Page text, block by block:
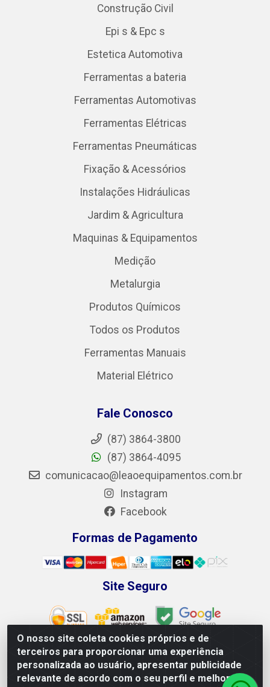
O nosso site coleta cookies próprios e de
terceiros para proporcionar uma experiência
personalizada ao usuário, apresentar publicidade
relevante de acordo com o seu perfil e melhorar a
Construção Civil
Epi s & Epc s
Estetica Automotiva
Ferramentas a bateria
Ferramentas Automotivas
Ferramentas Elétricas
Ferramentas Pneumáticas
Fixação & Acessórios
Instalações Hidráulicas
Jardim & Agricultura
Maquinas & Equipamentos
Medição
Metalurgia
Produtos Químicos
Todos os Produtos
Ferramentas Manuais
Material Elétrico
Fale Conosco
(87) 3864-3800
(87) 3864-4095
comunicacao@leaoequipamentos.com.br
Instagram
Facebook
Formas de Pagamento
Site Seguro
Leão Equipamentos e Ferramentas LTDA - Rodovia BR 428,